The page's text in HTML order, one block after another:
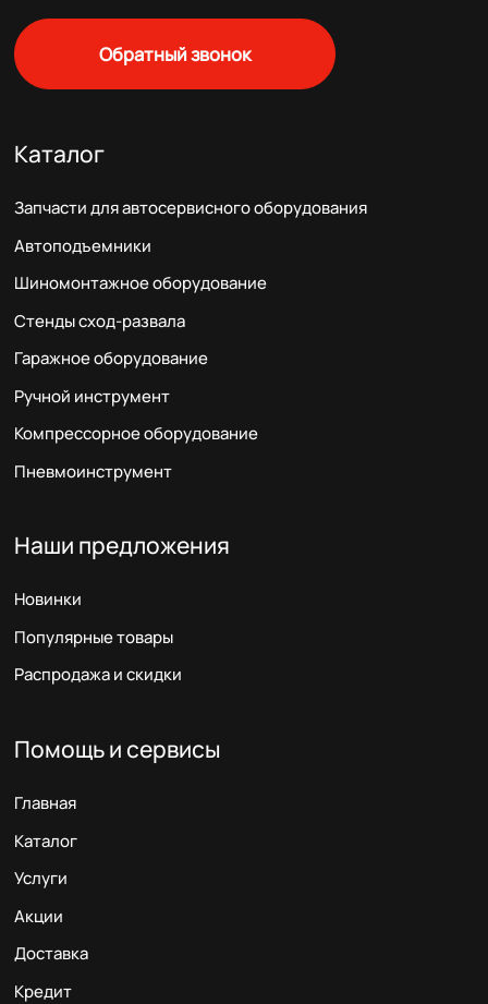
Обратный звонок
Каталог
Запчасти для автосервисного оборудования
Автоподъемники
Шиномонтажное оборудование
Стенды сход-развала
Гаражное оборудование
Ручной инструмент
Компрессорное оборудование
Пневмоинструмент
Наши предложения
Новинки
Популярные товары
Распродажа и скидки
Помощь и сервисы
Главная
Каталог
Услуги
Акции
Доставка
Кредит